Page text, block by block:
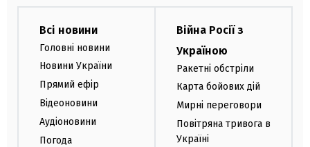
Всі новини
Головні новини
Новини України
Прямий ефір
Відеоновини
Аудіоновини
Погода
Війна Росії з
Україною
Ракетні обстріли
Карта бойових дій
Мирні переговори
Повітряна тривога в
Україні